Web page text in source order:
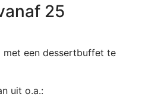
25
een dessertbuffet te
uit o.a.: